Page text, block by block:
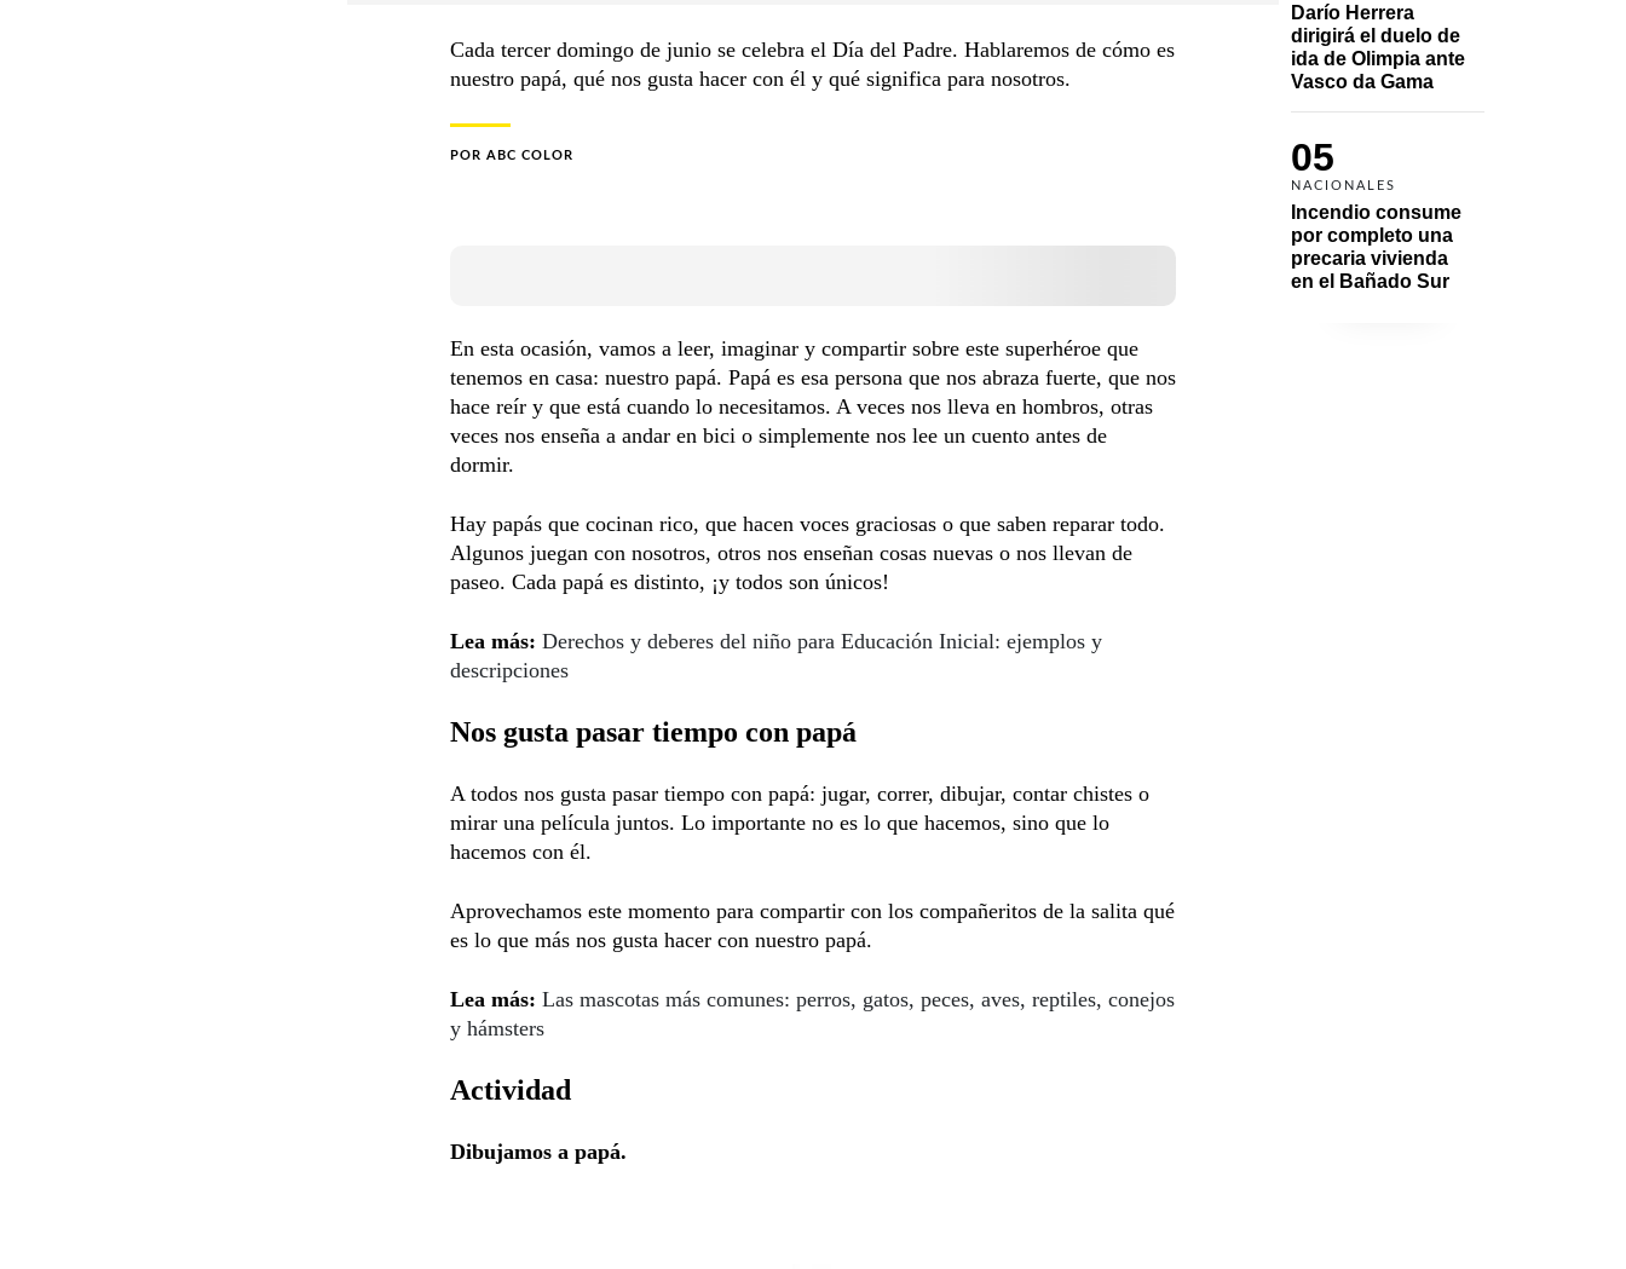
Darío Herrera
dirigirá el duelo de
ida de Olimpia ante
Vasco da Gama
05
NACIONALES
Incendio consume
por completo una
precaria vivienda
en el Bañado Sur
Cada tercer domingo de junio se celebra el Día del Padre. Hablaremos de cómo es
nuestro papá, qué nos gusta hacer con él y qué significa para nosotros.
POR ABC COLOR
En esta ocasión, vamos a leer, imaginar y compartir sobre este superhéroe que
tenemos en casa: nuestro papá. Papá es esa persona que nos abraza fuerte, que nos
hace reír y que está cuando lo necesitamos. A veces nos lleva en hombros, otras
veces nos enseña a andar en bici o simplemente nos lee un cuento antes de
dormir.
Hay papás que cocinan rico, que hacen voces graciosas o que saben reparar todo.
Algunos juegan con nosotros, otros nos enseñan cosas nuevas o nos llevan de
paseo. Cada papá es distinto, ¡y todos son únicos!
Lea más: Derechos y deberes del niño para Educación Inicial: ejemplos y
descripciones
Nos gusta pasar tiempo con papá
A todos nos gusta pasar tiempo con papá: jugar, correr, dibujar, contar chistes o
mirar una película juntos. Lo importante no es lo que hacemos, sino que lo
hacemos con él.
Aprovechamos este momento para compartir con los compañeritos de la salita qué
es lo que más nos gusta hacer con nuestro papá.
Lea más: Las mascotas más comunes: perros, gatos, peces, aves, reptiles, conejos
y hámsters
Actividad
Dibujamos a papá.